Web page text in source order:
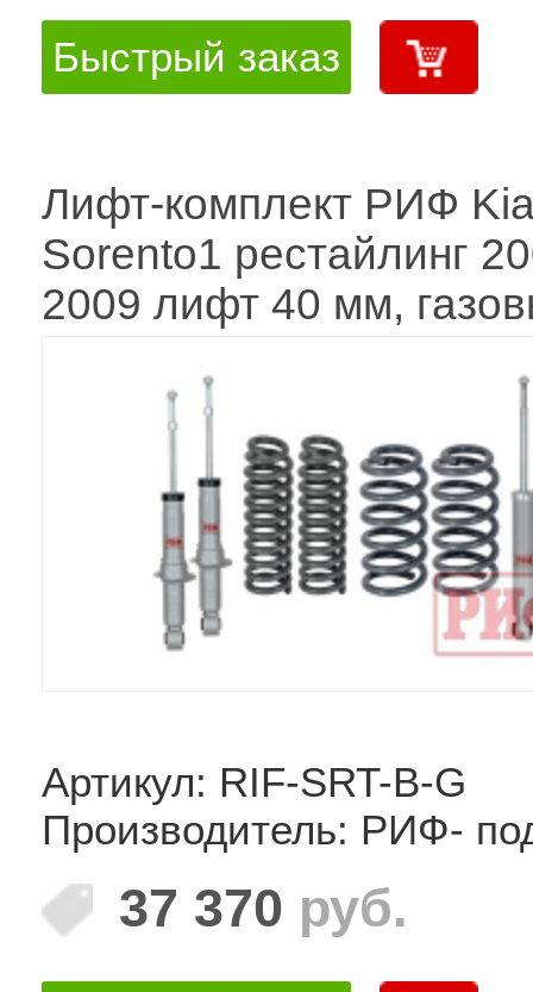
Быстрый заказ
Лифт-комплект РИФ
Sorento1 рестайлинг
2009 лифт 40 мм,
Артикул: RIF-SRT-B-G
Производитель: РИФ-
37 370 руб.